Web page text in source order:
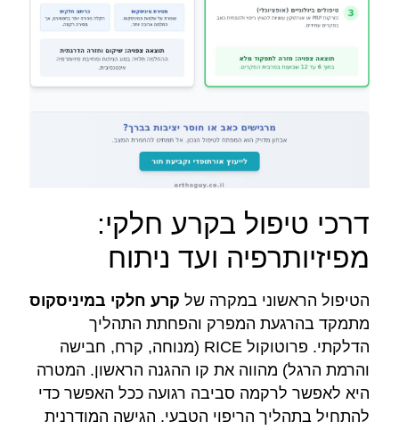
דרכי טיפול בקרע חלקי:
מפיזיותרפיה ועד ניתוח
הטיפול הראשוני במקרה של קרע חלקי במיניסקוס
מתמקד בהרגעת המפרק והפחתת התהליך
הדלקתי. פרוטוקול RICE (מנוחה, קרח, חבישה
והרמת הרגל) מהווה את קו ההגנה הראשון. המטרה
היא לאפשר לרקמה סביבה רגועה ככל האפשר כדי
להתחיל בתהליך הריפוי הטבעי. הגישה המודרנית